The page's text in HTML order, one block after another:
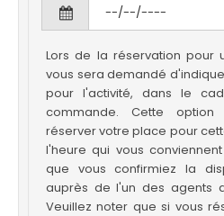
Lors de la réservation pour
vous sera demandé
pour l'activité, dans le
commande. Cette
réserver votre place pour
l'heure qui vous
que vous confirmiez la
auprès de l'un des agents
Veuillez noter que si vous